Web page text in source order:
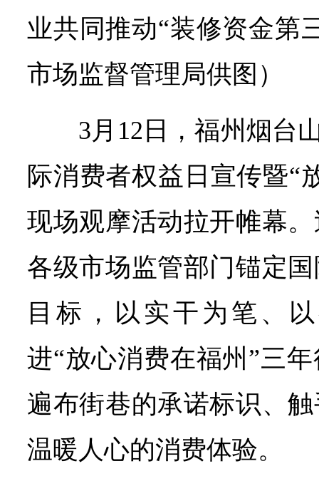
业共同推动“装修资金第
市场监督管理局供图）
3月12日，福州烟台
际消费者权益日宣传暨“
现场观摩活动拉开帷幕
各级市场监管部门锚定
目标，以实干为笔、
进“放心消费在福州”三
遍布街巷的承诺标识、
温暖人心的消费体验。